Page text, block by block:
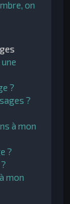
on
?
?
à mon
?
mon